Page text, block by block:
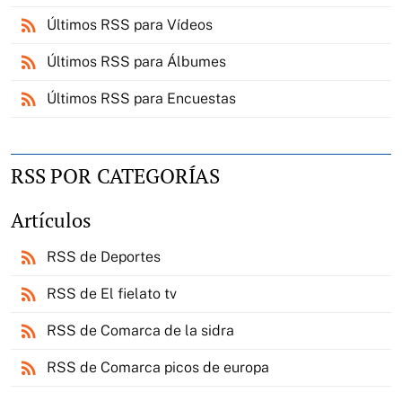
rss_feed Últimos RSS para Vídeos
rss_feed Últimos RSS para Álbumes
rss_feed Últimos RSS para Encuestas
RSS POR CATEGORÍAS
Artículos
rss_feed RSS de Deportes
rss_feed RSS de El fielato tv
rss_feed RSS de Comarca de la sidra
rss_feed RSS de Comarca picos de europa